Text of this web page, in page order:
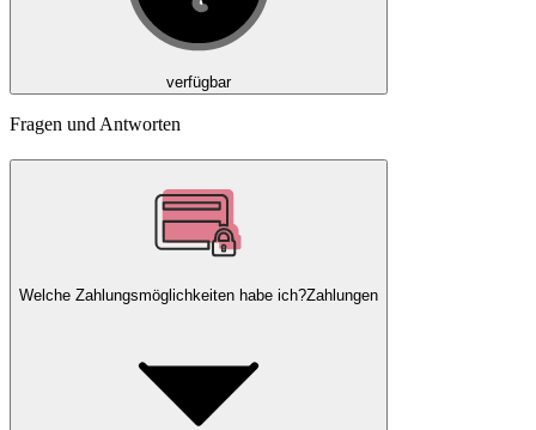
verfügbar
Fragen und Antworten
Welche Zahlungsmöglichkeiten habe ich?Zahlungen